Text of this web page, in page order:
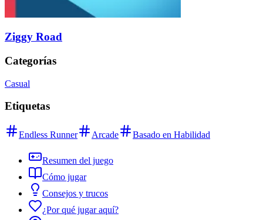
Ziggy Road
Categorías
Casual
Etiquetas
Endless Runner Arcade Basado en Habilidad
Resumen del juego
Cómo jugar
Consejos y trucos
¿Por qué jugar aquí?